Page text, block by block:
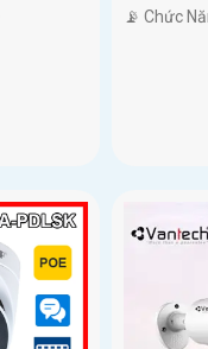
️📡 Chức